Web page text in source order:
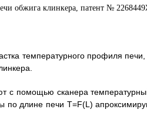
температурного профиля печи,
с помощью сканера
длине печи T=F(L)